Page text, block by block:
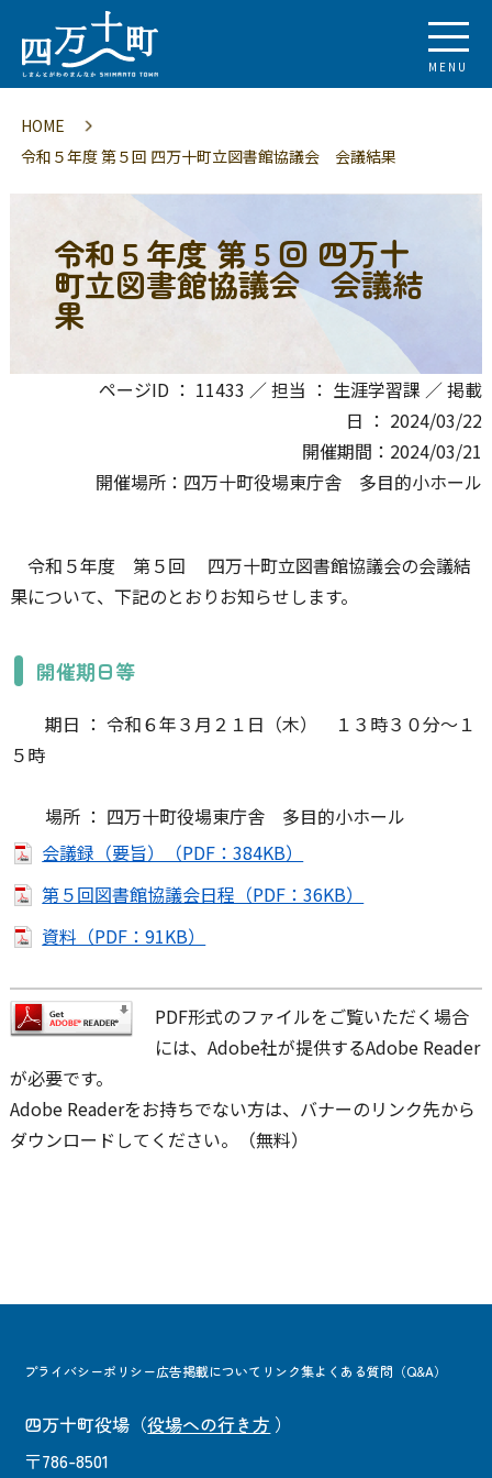
MENU
HOME
令和５年度 第５回 四万十町立図書館協議会 会議結果
令和５年度 第５回 四万十
町立図書館協議会 会議結
果
ページID ： 11433 ／ 担当 ： 生涯学習課 ／ 掲載
日 ： 2024/03/22
開催期間：2024/03/21
開催場所：四万十町役場東庁舎 多目的小ホール
令和５年度 第５回 四万十町立図書館協議会の会議結
果について、下記のとおりお知らせします。
開催期日等
期日 ： 令和６年３月２１日（木） １３時３０分～１
５時
場所 ： 四万十町役場東庁舎 多目的小ホール
会議録（要旨）（PDF：384KB）
第５回図書館協議会日程（PDF：36KB）
資料（PDF：91KB）
PDF形式のファイルをご覧いただく場合
には、Adobe社が提供するAdobe Reader
が必要です。
Adobe Readerをお持ちでない方は、バナーのリンク先から
ダウンロードしてください。（無料）
プライバシーポリシー広告掲載について リンク集よくある質問（Q&A）
四万十町役場 （役場への行き方 ）
〒786-8501